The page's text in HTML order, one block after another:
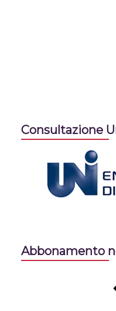
Consultazione
Abbonamento